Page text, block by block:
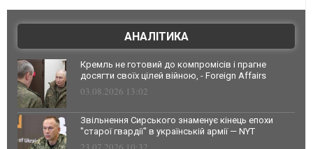
АНАЛІТИКА
Кремль не готовий до компромісів і прагне
досягти своїх цілей війною, - Foreign Affairs
03.08.2026 13:02
Звільнення Сирського знаменує кінець епохи
"старої гвардії" в українській армії — NYT